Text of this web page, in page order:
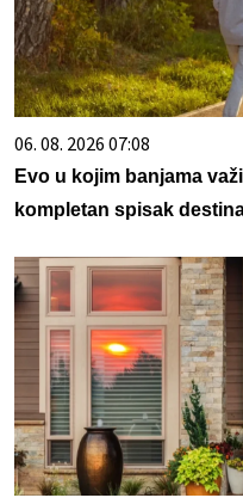
06. 08. 2026 07:08
Evo u kojim banjama
kompletan spisak